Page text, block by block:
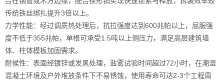
传统铁丝绑扎提升3倍以上。
力学性能：经过调质热处理后，抗拉强度达到600兆帕以上，屈服强
度不低于355兆帕，单根可承受1.5吨以上侧压力，满足高层建筑墙
体、柱体模板加固需求。
耐候性：表面经镀锌或发黑处理，盐雾试验时间超过72小时，在潮湿
混凝土环境及户外堆放条件下不易锈蚀，使用寿命可达2-3个工程周